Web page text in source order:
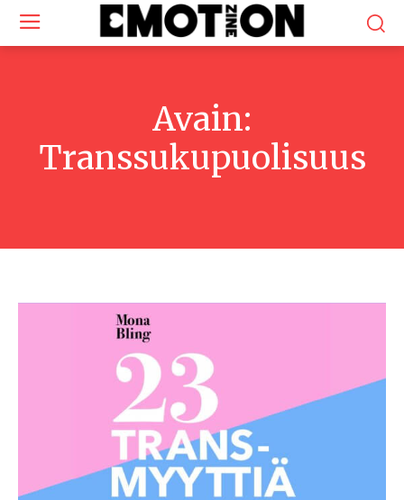
Avain:
Transsukupuolisuus